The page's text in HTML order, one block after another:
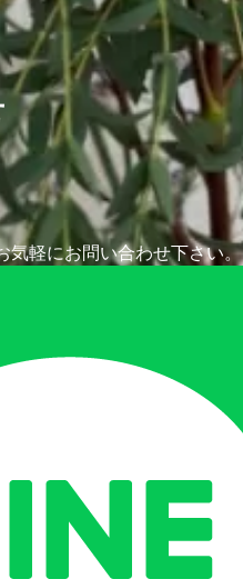
気軽にお問い合わせ下さい。